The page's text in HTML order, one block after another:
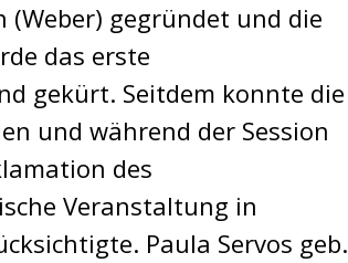
(Weber) gegründet und die
das erste
gekürt. Seitdem konnte die
und während der Session
des
Veranstaltung in
Paula Servos geb.